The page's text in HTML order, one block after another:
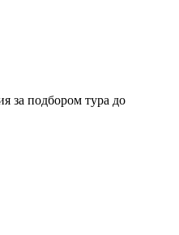
за подбором тура до